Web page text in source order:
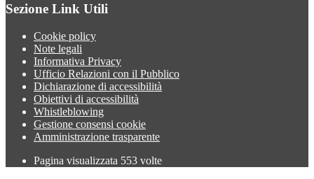
Sezione Link Utili
Cookie policy
Note legali
Informativa Privacy
Ufficio Relazioni con il Pubblico
Dichiarazione di accessibilità
Obiettivi di accessibilità
Whistleblowing
Gestione consensi cookie
Amministrazione trasparente
Pagina visualizzata 553 volte